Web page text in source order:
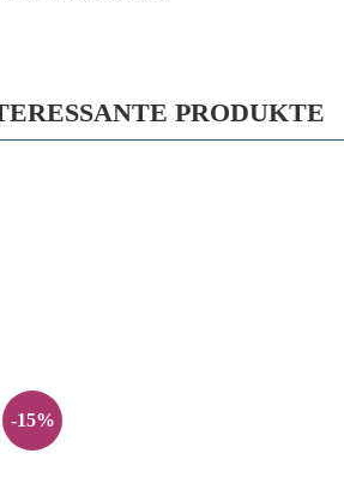
PRODUKTE
-15%